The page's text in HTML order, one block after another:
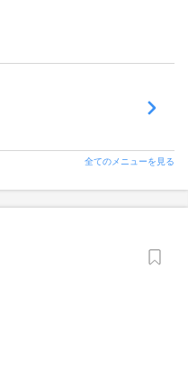
全てのメニューを見る